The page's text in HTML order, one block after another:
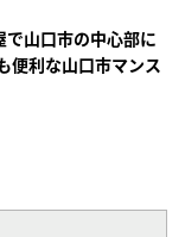
で山口市の中心部に
便利な山口市マンス